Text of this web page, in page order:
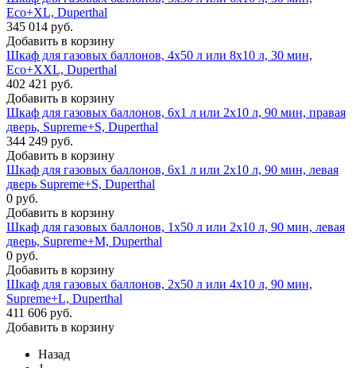
Eco+ХL, Duperthal
345 014 руб.
Добавить в корзину
Шкаф для газовых баллонов, 4x50 л или 8x10 л, 30 мин,
Eco+XXL, Duperthal
402 421 руб.
Добавить в корзину
Шкаф для газовых баллонов, 6x1 л или 2x10 л, 90 мин, правая
дверь, Supreme+S, Duperthal
344 249 руб.
Добавить в корзину
Шкаф для газовых баллонов, 6x1 л или 2x10 л, 90 мин, левая
дверь Supreme+S, Duperthal
0 руб.
Добавить в корзину
Шкаф для газовых баллонов, 1x50 л или 2x10 л, 90 мин, левая
дверь, Supreme+M, Duperthal
0 руб.
Добавить в корзину
Шкаф для газовых баллонов, 2x50 л или 4x10 л, 90 мин,
Supreme+L, Duperthal
411 606 руб.
Добавить в корзину
Назад